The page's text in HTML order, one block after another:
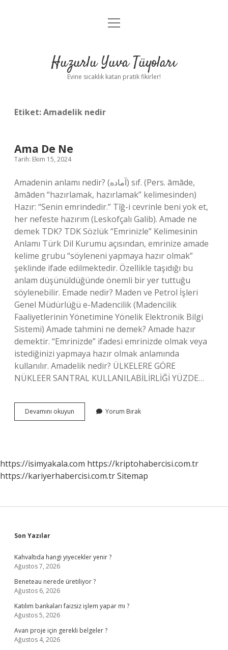
Anasayfa
Yasal Uyarı
menüyü
Huzurlu Yuva Tüyoları
Evine sıcaklık katan pratik fikirler!
Etiket:Amadelik nedir
Ama De Ne
Tarih: Ekim 15, 2024
Amadenin anlamı nedir? (ﺁﻣﺎﺩﻩ) sıf. (Pers. āmāde,
āmāden “hazırlamak, hazırlamak” kelimesinden)
Hazır: “Senin emrindedir.” Tîğ-i cevrinle beni yok et,
her nefeste hazırım (Leskofçalı Galib). Amade ne
demek TDK? TDK Sözlük “Emrinizle” Kelimesinin
Anlamı Türk Dil Kurumu açısından, emrinize amade
kelime grubu “söyleneni yapmaya hazır olmak”
şeklinde ifade edilmektedir. Özellikle taşıdığı bu
anlam düşünüldüğünde önemli bir yer tuttuğu
söylenebilir. Emade nedir? Maden ve Petrol İşleri
Genel Müdürlüğü e-Madencilik (Madencilik
Faaliyetlerinin Yönetimine Yönelik Elektronik Bilgi
Sistemi) Amade tahmini ne demek? Amade hazır
demektir. “Emrinizde” ifadesi emrinizde olmak veya
istediğinizi yapmaya hazır olmak anlamında
kullanılır. Amadelik nedir? ÜLKELERE GÖRE
NÜKLEER SANTRAL KULLANILABİLİRLİĞİ YÜZDE…
Devamını okuyun
De
Yorum Bırak
https://isimyakala.com https://kriptohabercisi.com.tr
https://kariyerhabercisi.com.trSitemap
Sidebar
Son Yazılar
Kahvaltıda hangi yiyecekler yenir ?
Ağustos 7, 2026
Beneteau nerede üretiliyor ?
Ağustos 6, 2026
Katılım bankaları faizsiz işlem yapar mı ?
Ağustos 5, 2026
Avan proje için gerekli belgeler ?
Ağustos 4, 2026